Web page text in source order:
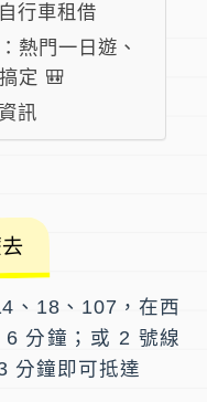
行車租借
熱門一日遊、
定 🎒
訊
、18、107，在西
分鐘；或 2 號線
分鐘即可抵達